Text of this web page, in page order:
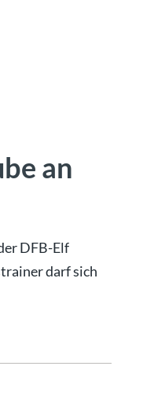
an
DFB-Elf
darf sich